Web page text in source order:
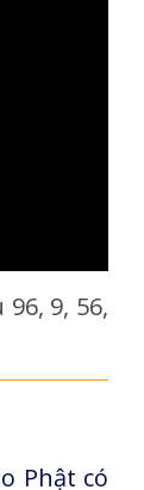
9, 56,
Phật có